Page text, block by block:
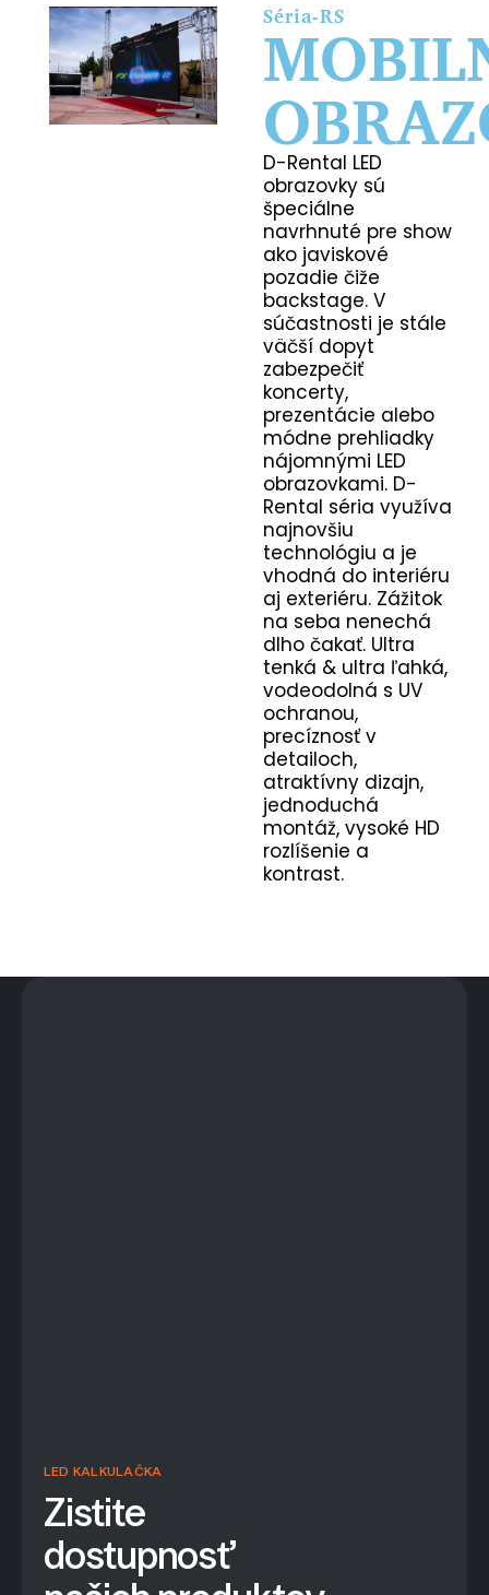
Séria-RS
D-Rental LED
obrazovky sú
špeciálne
navrhnuté pre show
ako javiskové
pozadie čiže
backstage. V
súčastnosti je stále
väčší dopyt
zabezpečiť
koncerty,
prezentácie alebo
módne prehliadky
nájomnými LED
obrazovkami. D-
Rental séria využíva
najnovšiu
technológiu a je
vhodná do interiéru
aj exteriéru. Zážitok
na seba nenechá
dlho čakať. Ultra
tenká & ultra ľahká,
vodeodolná s UV
ochranou,
precíznosť v
detailoch,
atraktívny dizajn,
jednoduchá
montáž, vysoké HD
rozlíšenie a
kontrast.
LED KALKULAČKA
Zistite
dostupnosť